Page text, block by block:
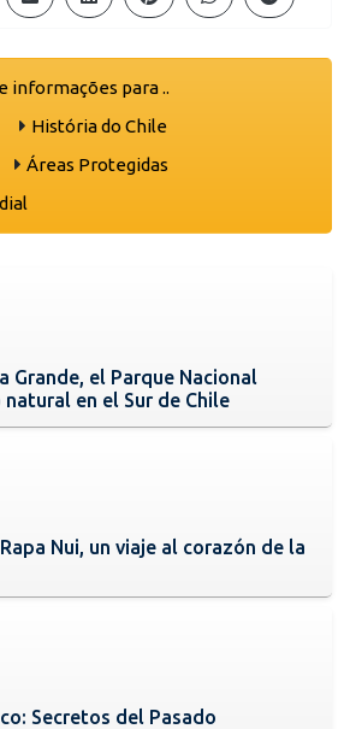
informações para ..
História do Chile
Áreas Protegidas
Grande, el Parque Nacional
en el Sur de Chile
Nui, un viaje al corazón de la
Secretos del Pasado